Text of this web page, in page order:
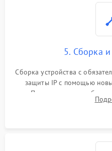
5. Сборка
Сборка устройства с
защиты IP с помощью
Программная
абсолютно черному телу для